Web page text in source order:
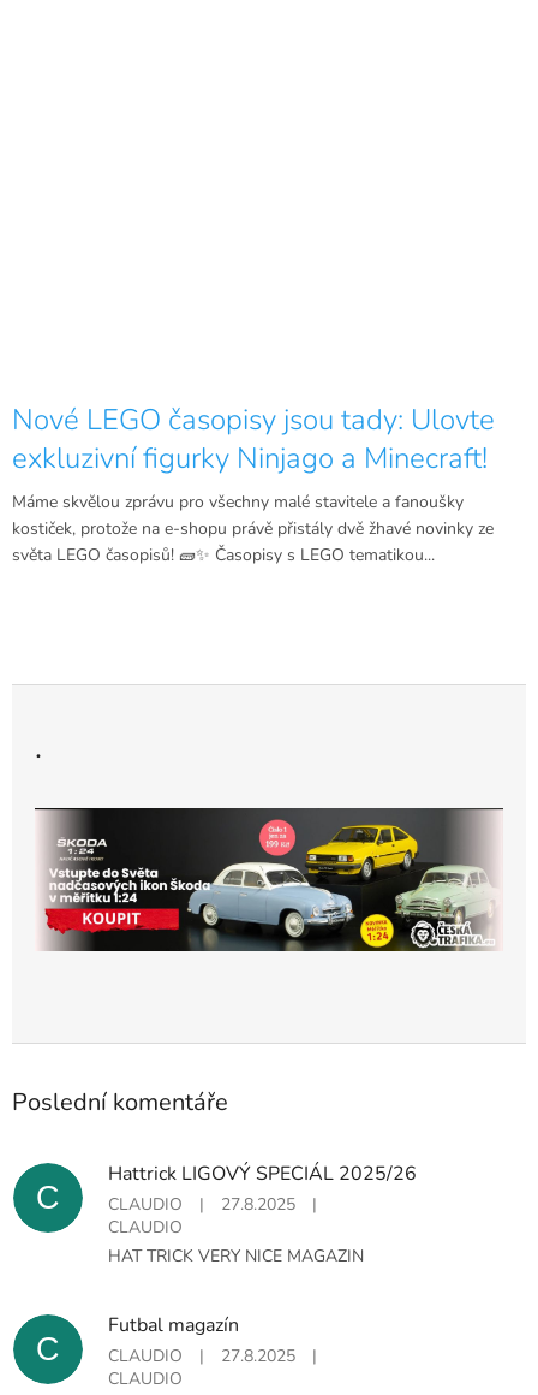
Nové LEGO časopisy jsou tady: Ulovte
exkluzivní figurky Ninjago a Minecraft!
Máme skvělou zprávu pro všechny malé stavitele a fanoušky
kostiček, protože na e-shopu právě přistály dvě žhavé novinky ze
světa LEGO časopisů! 🧱✨ Časopisy s LEGO tematikou...
.
Poslední komentáře
C
Hattrick LIGOVÝ SPECIÁL 2025/26
CLAUDIO | 27.8.2025
|
CLAUDIO
HAT TRICK VERY NICE MAGAZIN
C
Futbal magazín
CLAUDIO | 27.8.2025
|
CLAUDIO